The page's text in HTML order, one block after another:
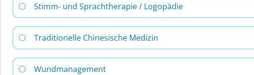
Stimm- und Sprachtherapie / Logopädie
Traditionelle Chinesische Medizin
Wundmanagement